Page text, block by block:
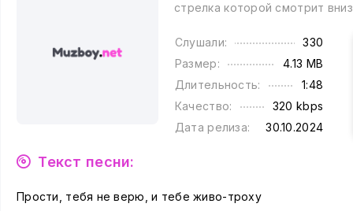
стрелка которой смотрит вниз
Слушали:
330
Размер:
4.13 MB
Длительность:
1:48
Качество:
320 kbps
Дата релиза:
30.10.2024
Текст песни:
Прости, тебя не верю, и тебе живо-троху